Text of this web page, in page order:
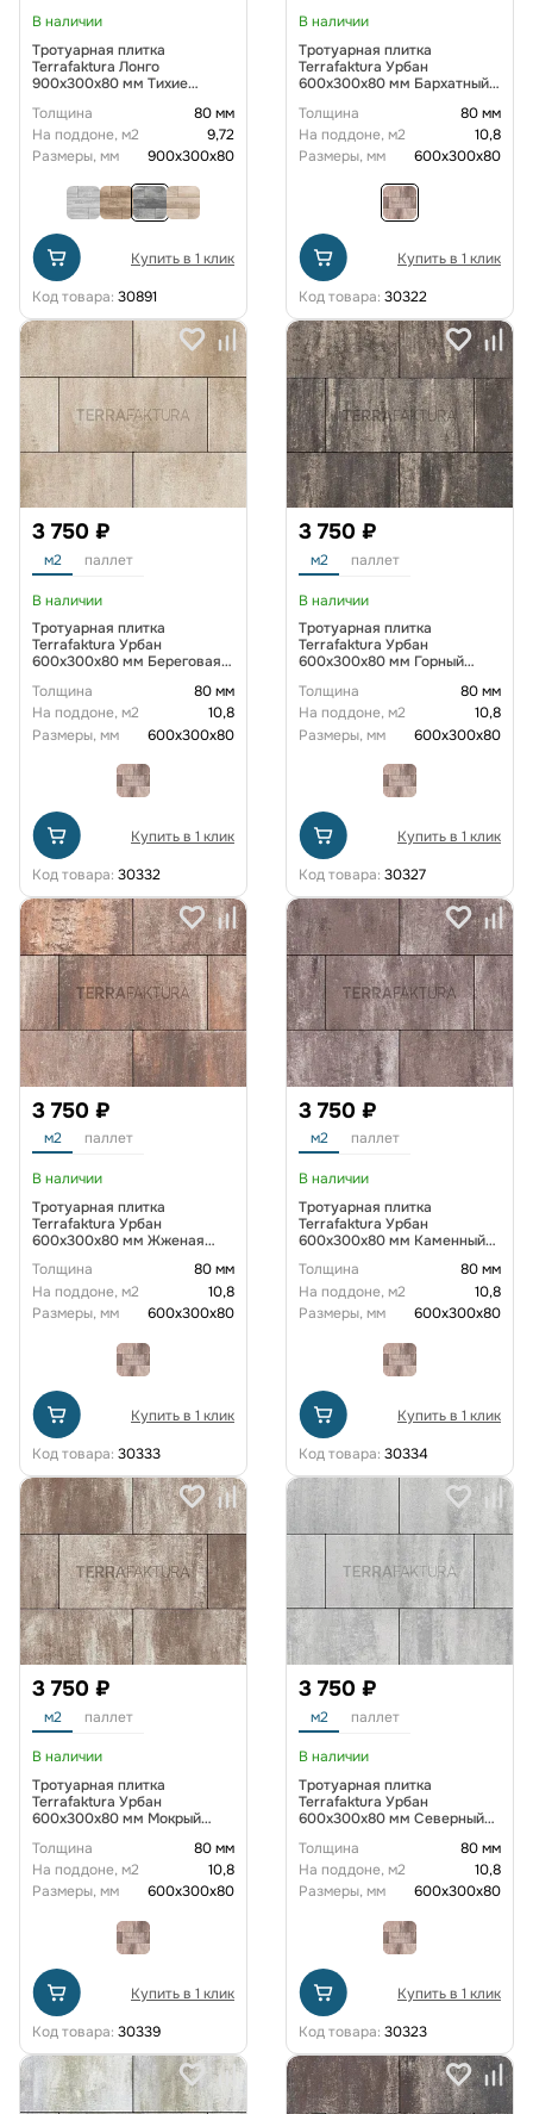
В наличии
Тротуарная плитка
Terrafaktura Лонго
900x300x80 мм Тихие
Толщина
80 мм
На поддоне, м2
9,72
Размеры, мм
900x300x80
Купить в 1 клик
Код товара: 30891
В наличии
Тротуарная плитка
Terrafaktura Урбан
600x300x80 мм Бархатный
Толщина
80 мм
На поддоне, м2
10,8
Размеры, мм
600х300х80
Купить в 1 клик
Код товара: 30322
3 750 ₽
м2 паллет
В наличии
Тротуарная плитка
Terrafaktura Урбан
600x300x80 мм Береговая
Толщина
80 мм
На поддоне, м2
10,8
Размеры, мм
600х300х80
Купить в 1 клик
Код товара: 30332
3 750 ₽
м2 паллет
В наличии
Тротуарная плитка
Terrafaktura Урбан
600x300x80 мм Горный
Толщина
80 мм
На поддоне, м2
10,8
Размеры, мм
600х300х80
Купить в 1 клик
Код товара: 30327
3 750 ₽
м2 паллет
В наличии
Тротуарная плитка
Terrafaktura Урбан
600x300x80 мм Жженая
Толщина
80 мм
На поддоне, м2
10,8
Размеры, мм
600х300х80
Купить в 1 клик
Код товара: 30333
3 750 ₽
м2 паллет
В наличии
Тротуарная плитка
Terrafaktura Урбан
600x300x80 мм Каменный
Толщина
80 мм
На поддоне, м2
10,8
Размеры, мм
600х300х80
Купить в 1 клик
Код товара: 30334
3 750 ₽
м2 паллет
В наличии
Тротуарная плитка
Terrafaktura Урбан
600x300x80 мм Мокрый
Толщина
80 мм
На поддоне, м2
10,8
Размеры, мм
600х300х80
Купить в 1 клик
Код товара: 30339
3 750 ₽
м2 паллет
В наличии
Тротуарная плитка
Terrafaktura Урбан
600x300x80 мм Северный
Толщина
80 мм
На поддоне, м2
10,8
Размеры, мм
600х300х80
Купить в 1 клик
Код товара: 30323